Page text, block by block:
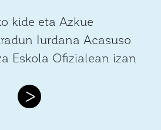
kide eta Azkue
Iurdana Acasuso
Eskola Ofizialean izan
>